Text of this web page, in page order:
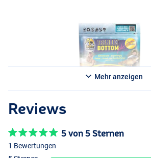
Mehr anzeigen
Reviews
5 von 5 Sternen
1 Bewertungen